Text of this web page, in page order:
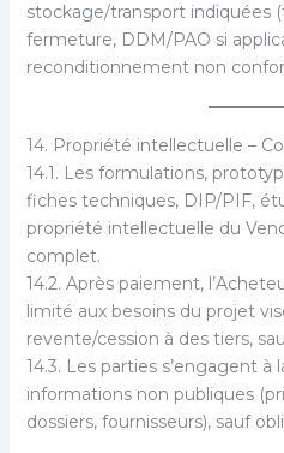
stockage/transport indiquées
fermeture, DDM/PAO si
reconditionnement non
14. Propriété intellectuelle –
14.1. Les formulations,
fiches techniques, DIP/PIF,
propriété intellectuelle du
complet.
14.2. Après paiement,
limité aux besoins du projet
revente/cession à des tiers,
14.3. Les parties s’engagent
informations non publiques
dossiers, fournisseurs), sauf